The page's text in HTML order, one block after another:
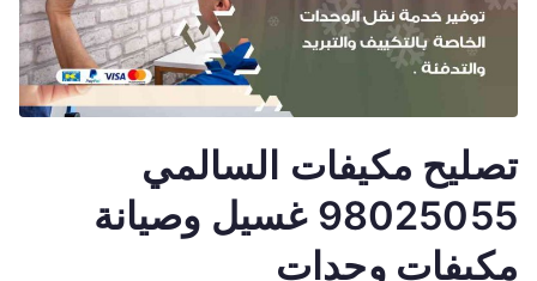
تصليح مكيفات السالمي
98025055 غسيل وصيانة
مكيفات وحدات